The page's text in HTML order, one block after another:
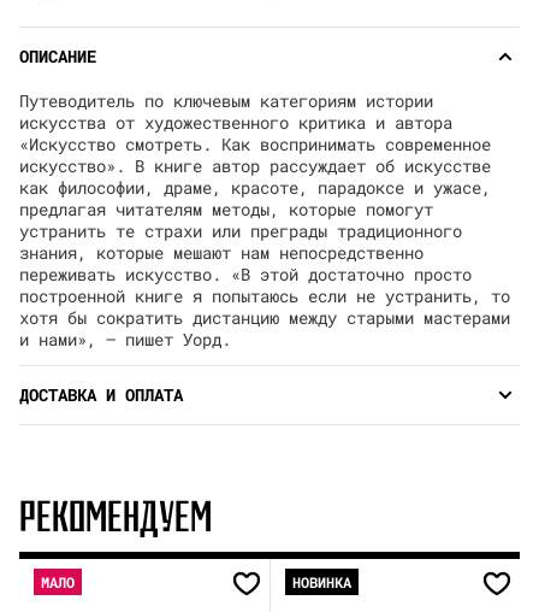
ОПИСАНИЕ
Путеводитель по ключевым категориям истории
искусства от художественного критика и автора
«Искусство смотреть. Как воспринимать современное
искусство». В книге автор рассуждает об искусстве
как философии, драме, красоте, парадоксе и ужасе,
предлагая читателям методы, которые помогут
устранить те страхи или преграды традиционного
знания, которые мешают нам непосредственно
переживать искусство. «В этой достаточно просто
построенной книге я попытаюсь если не устранить, то
хотя бы сократить дистанцию между старыми мастерами
и нами», — пишет Уорд.
ДОСТАВКА И ОПЛАТА
РЕКОМЕНДУЕМ
МАЛО НОВИНКА